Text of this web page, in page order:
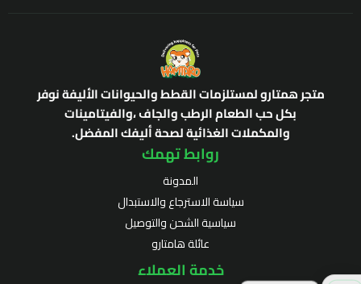
متجر همتارو لمستلزمات القطط والحيوانات الأليفة نوفر
بكل حب الطعام الرطب والجاف ،والفيتامينات
والمكملات الغذائية لصحة أليفك المفضل.
روابط تهمك
المدونة
سياسة الاسترجاع والاستبدال
سياسية الشحن والتوصيل
عائلة هامتارو
خدمة العملاء